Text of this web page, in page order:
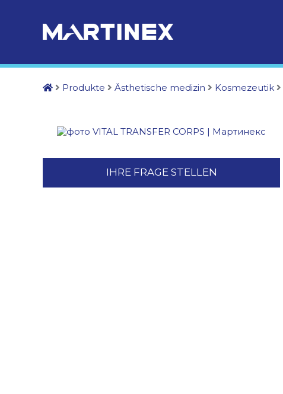
Produkte Ästhetische medizin Kosmezeutik
IHRE FRAGE STELLEN